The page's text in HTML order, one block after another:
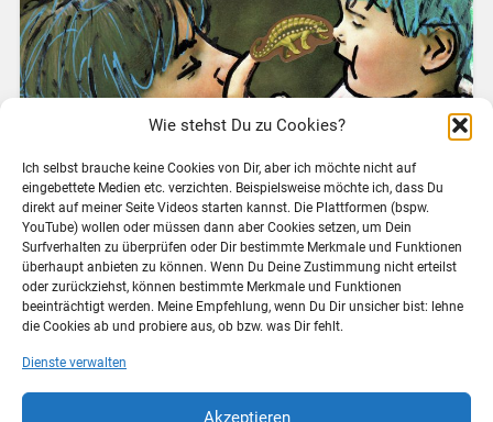
Wie stehst Du zu Cookies?
Ich selbst brauche keine Cookies von Dir, aber ich möchte nicht auf
eingebettete Medien etc. verzichten. Beispielsweise möchte ich, dass Du
direkt auf meiner Seite Videos starten kannst. Die Plattformen (bspw.
YouTube) wollen oder müssen dann aber Cookies setzen, um Dein
Surfverhalten zu überprüfen oder Dir bestimmte Merkmale und Funktionen
überhaupt anbieten zu können. Wenn Du Deine Zustimmung nicht erteilst
oder zurückziehst, können bestimmte Merkmale und Funktionen
beeinträchtigt werden. Meine Empfehlung, wenn Du Dir unsicher bist: lehne
die Cookies ab und probiere aus, ob bzw. was Dir fehlt.
Dienste verwalten
Akzeptieren
Dieser Artikel liegt schon eine ganze Weile als
Entwurf auf meinem Blog, so richtig mochte und
konnte ich ihn bisher nicht fertig schreiben. Die
Beobachtungen zum Thema waren irgendwie zu
verschieden, daher habe ich nun schließlich doch
nicht versucht, sie…
Weiterlesen →